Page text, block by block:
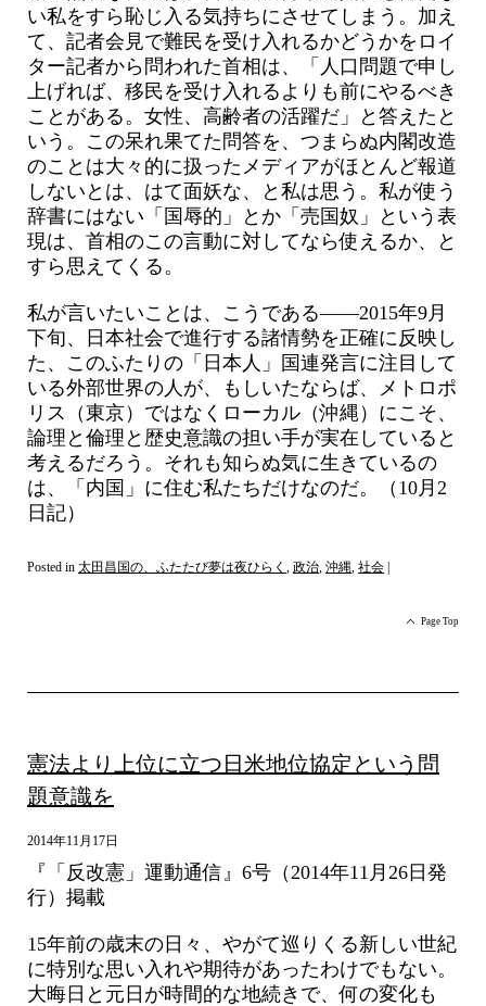
い私をすら恥じ入る気持ちにさせてしまう。加え
て、記者会見で難民を受け入れるかどうかをロイ
ター記者から問われた首相は、「人口問題で申し
上げれば、移民を受け入れるよりも前にやるべき
ことがある。女性、高齢者の活躍だ」と答えたと
いう。この呆れ果てた問答を、つまらぬ内閣改造
のことは大々的に扱ったメディアがほとんど報道
しないとは、はて面妖な、と私は思う。私が使う
辞書にはない「国辱的」とか「売国奴」という表
現は、首相のこの言動に対してなら使えるか、と
すら思えてくる。
私が言いたいことは、こうである――2015年9月
下旬、日本社会で進行する諸情勢を正確に反映し
た、このふたりの「日本人」国連発言に注目して
いる外部世界の人が、もしいたならば、メトロポ
リス（東京）ではなくローカル（沖縄）にこそ、
論理と倫理と歴史意識の担い手が実在していると
考えるだろう。それも知らぬ気に生きているの
は、「内国」に住む私たちだけなのだ。（10月2
日記）
Posted in 太田昌国の、ふたたび夢は夜ひらく , 政治, 沖縄, 社会
Page Top
憲法より上位に立つ日米地位協定という問
題意識を
2014年11月17日
『「反改憲」運動通信』6号（2014年11月26日発
行）掲載
15年前の歳末の日々、やがて巡りくる新しい世紀
に特別な思い入れや期待があったわけでもない。
大晦日と元日が時間的な地続きで、何の変化も